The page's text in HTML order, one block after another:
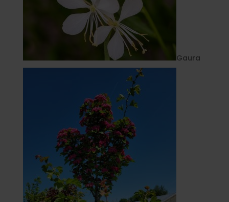
Gaura